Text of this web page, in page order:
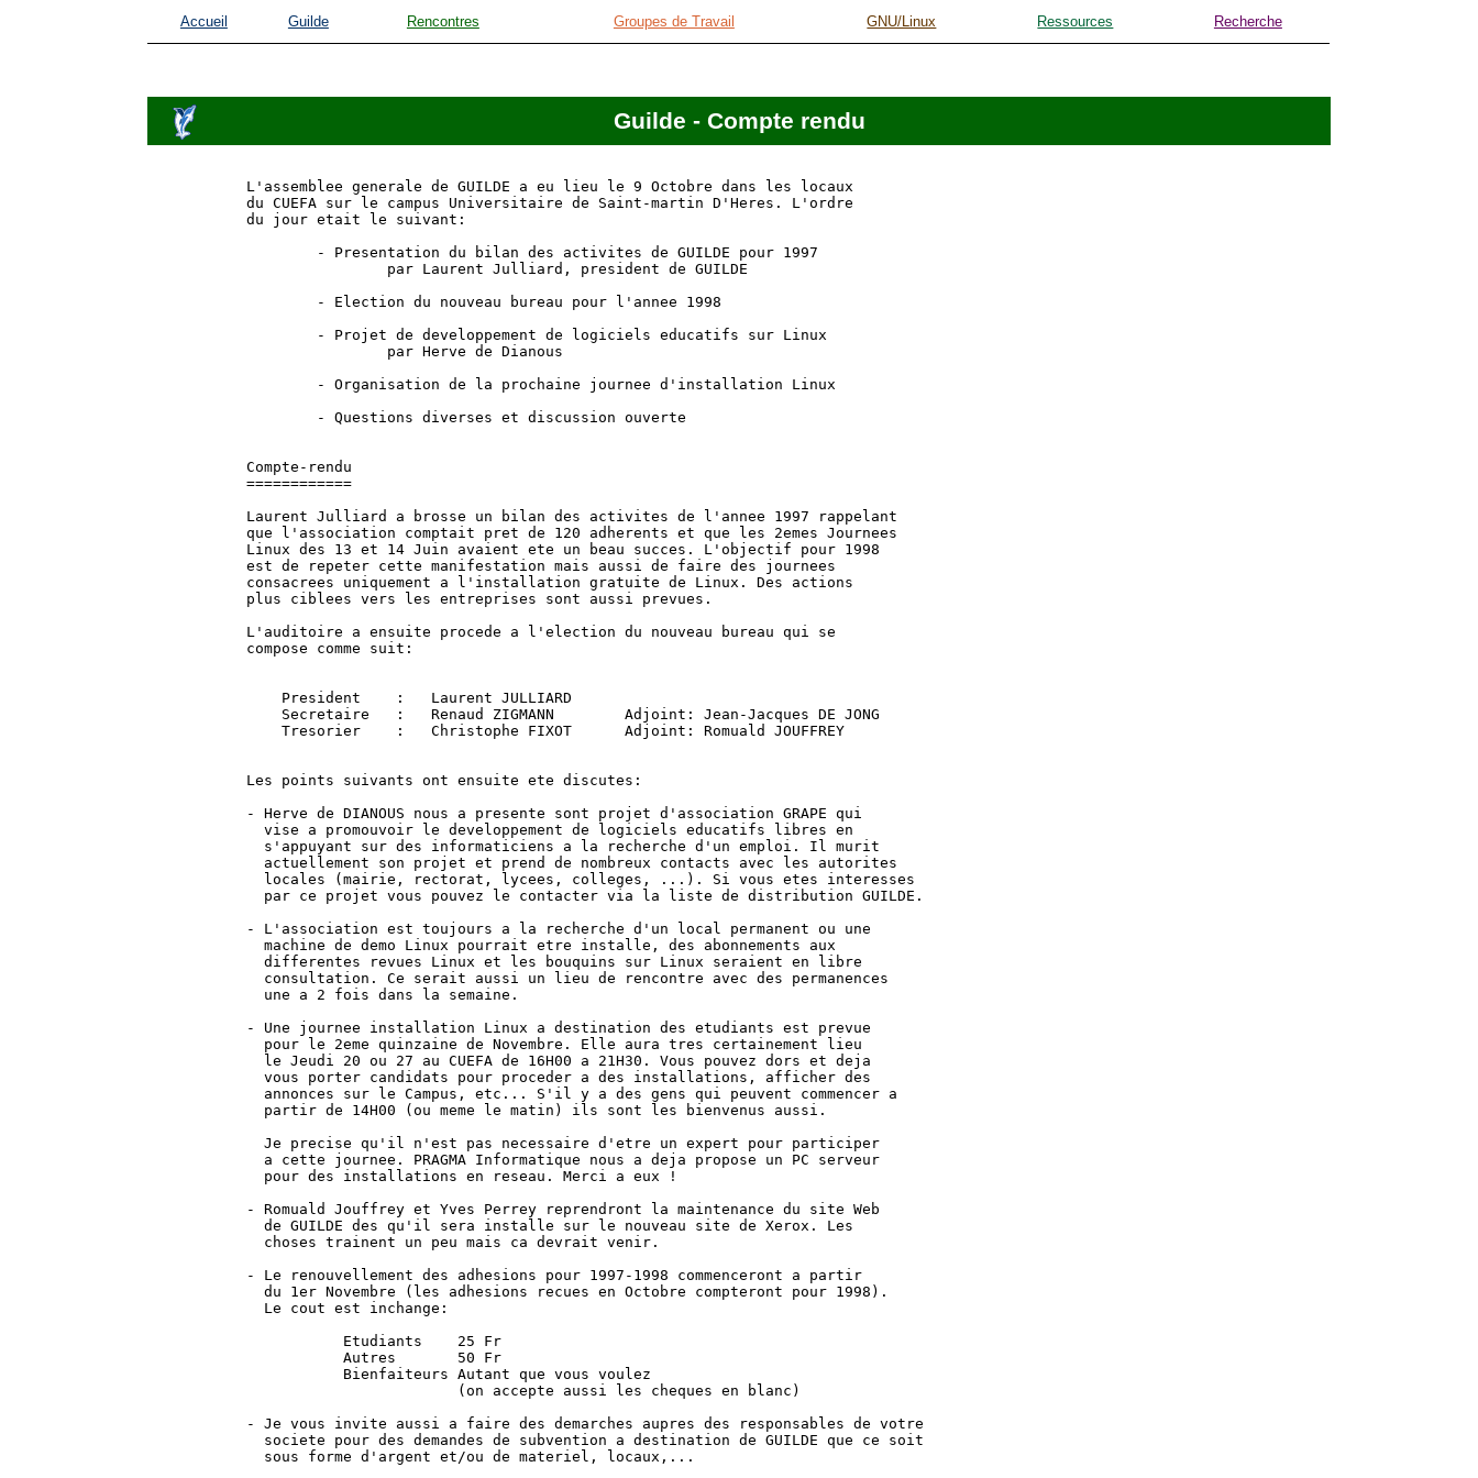
Accueil Guilde Rencontres Groupes de Travail GNU/Linux Ressources Recherche
Guilde - Compte rendu
L'assemblee generale de GUILDE a eu lieu le 9 Octobre dans les locaux
du CUEFA sur le campus Universitaire de Saint-martin D'Heres. L'ordre
du jour etait le suivant:
        - Presentation du bilan des activites de GUILDE pour 1997
                par Laurent Julliard, president de GUILDE
        - Election du nouveau bureau pour l'annee 1998
        - Projet de developpement de logiciels educatifs sur Linux
                par Herve de Dianous
        - Organisation de la prochaine journee d'installation Linux
        - Questions diverses et discussion ouverte
Compte-rendu
============
Laurent Julliard a brosse un bilan des activites de l'annee 1997 rappelant
que l'association comptait pret de 120 adherents et que les 2emes Journees
Linux des 13 et 14 Juin avaient ete un beau succes. L'objectif pour 1998
est de repeter cette manifestation mais aussi de faire des journees
consacrees uniquement a l'installation gratuite de Linux. Des actions
plus ciblees vers les entreprises sont aussi prevues.
L'auditoire a ensuite procede a l'election du nouveau bureau qui se
compose comme suit:
    President    :   Laurent JULLIARD
    Secretaire   :   Renaud ZIGMANN        Adjoint: Jean-Jacques DE JONG
    Tresorier    :   Christophe FIXOT      Adjoint: Romuald JOUFFREY
Les points suivants ont ensuite ete discutes:
- Herve de DIANOUS nous a presente sont projet d'association GRAPE qui
  vise a promouvoir le developpement de logiciels educatifs libres en
  s'appuyant sur des informaticiens a la recherche d'un emploi. Il murit
  actuellement son projet et prend de nombreux contacts avec les autorites
  locales (mairie, rectorat, lycees, colleges, ...). Si vous etes interesses
  par ce projet vous pouvez le contacter via la liste de distribution GUILDE.
- L'association est toujours a la recherche d'un local permanent ou une
  machine de demo Linux pourrait etre installe, des abonnements aux
  differentes revues Linux et les bouquins sur Linux seraient en libre
  consultation. Ce serait aussi un lieu de rencontre avec des permanences
  une a 2 fois dans la semaine.
- Une journee installation Linux a destination des etudiants est prevue
  pour le 2eme quinzaine de Novembre. Elle aura tres certainement lieu
  le Jeudi 20 ou 27 au CUEFA de 16H00 a 21H30. Vous pouvez dors et deja
  vous porter candidats pour proceder a des installations, afficher des
  annonces sur le Campus, etc... S'il y a des gens qui peuvent commencer a
  partir de 14H00 (ou meme le matin) ils sont les bienvenus aussi.
  Je precise qu'il n'est pas necessaire d'etre un expert pour participer
  a cette journee. PRAGMA Informatique nous a deja propose un PC serveur
  pour des installations en reseau. Merci a eux !
- Romuald Jouffrey et Yves Perrey reprendront la maintenance du site Web
  de GUILDE des qu'il sera installe sur le nouveau site de Xerox. Les
  choses trainent un peu mais ca devrait venir.
- Le renouvellement des adhesions pour 1997-1998 commenceront a partir
  du 1er Novembre (les adhesions recues en Octobre compteront pour 1998).
  Le cout est inchange:
           Etudiants    25 Fr
           Autres       50 Fr
           Bienfaiteurs Autant que vous voulez
                        (on accepte aussi les cheques en blanc)
- Je vous invite aussi a faire des demarches aupres des responsables de votre
  societe pour des demandes de subvention a destination de GUILDE que ce soit
  sous forme d'argent et/ou de materiel, locaux,...